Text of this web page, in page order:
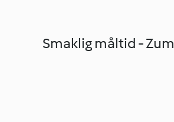
Smaklig måltid -